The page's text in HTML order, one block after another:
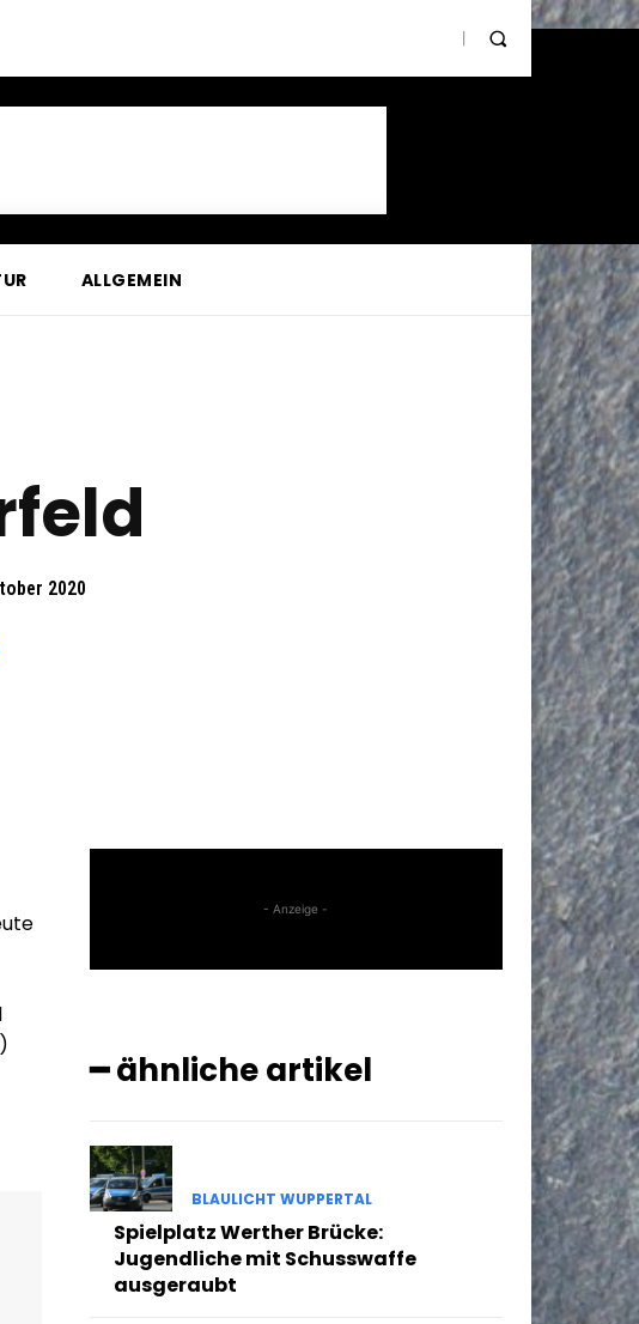
ALLGEMEIN
2020
- Anzeige -
━ ähnliche artikel
BLAULICHT WUPPERTAL
Spielplatz Werther Brücke:
Jugendliche mit Schusswaffe
ausgeraubt